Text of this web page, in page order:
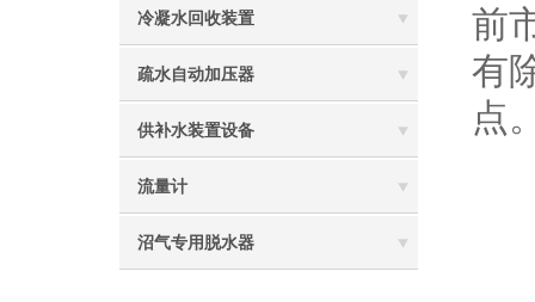
冷凝水回收装置
疏水自动加压器
供补水装置设备
流量计
沼气专用脱水器
前
有
点